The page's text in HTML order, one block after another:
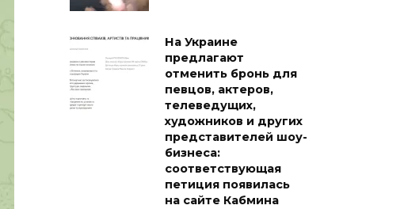
На Украине
предлагают
отменить бронь для
певцов, актеров,
телеведущих,
художников и других
представителей шоу-
бизнеса:
соответствующая
петиция появилась
на сайте Кабмина